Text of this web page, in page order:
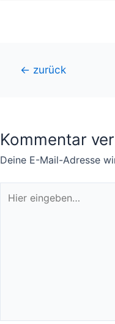
Beitragsnavigation
← zurück
Kommentar
Deine E-Mail-Adresse
eingeben…